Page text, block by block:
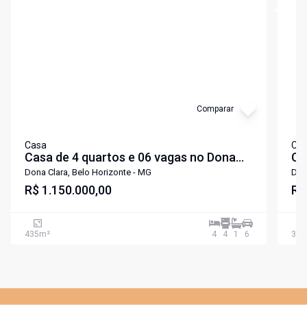
Comparar
Casa
Casa de 4 quartos e 06 vagas no Dona
Clara - região do Jaraguá
Dona Clara, Belo Horizonte - MG
R$ 1.150.000,00
435m² 4 4 1 6
CASA COM 4
368